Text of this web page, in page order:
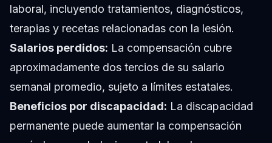
laboral, incluyendo tratamientos, diagnósticos,
terapias y recetas relacionadas con la lesión.
Salarios perdidos: La compensación cubre
aproximadamente dos tercios de su salario
semanal promedio, sujeto a límites estatales.
Beneficios por discapacidad: La discapacidad
permanente puede aumentar la compensación